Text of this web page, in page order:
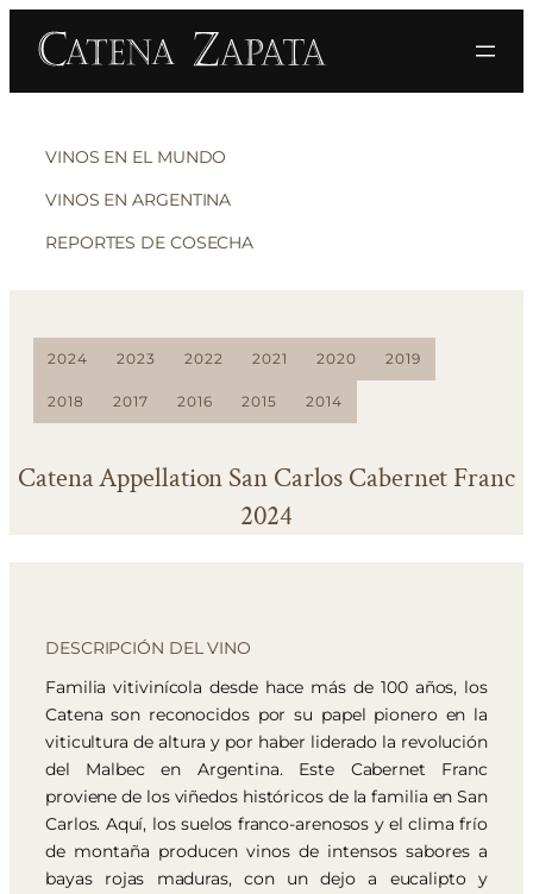
VINOS EN EL MUNDO
VINOS EN ARGENTINA
REPORTES DE COSECHA
2024 2023 2022 2021 2020 2019
2018 2017 2016 2015 2014
Catena Appellation San Carlos Cabernet Franc
2024
DESCRIPCIÓN DEL VINO
Familia vitivinícola desde hace más de 100 años, los
Catena son reconocidos por su papel pionero en la
viticultura de altura y por haber liderado la revolución
del Malbec en Argentina. Este Cabernet Franc
proviene de los viñedos históricos de la familia en San
Carlos. Aquí, los suelos franco-arenosos y el clima frío
de montaña producen vinos de intensos sabores a
bayas rojas maduras, con un dejo a eucalipto y